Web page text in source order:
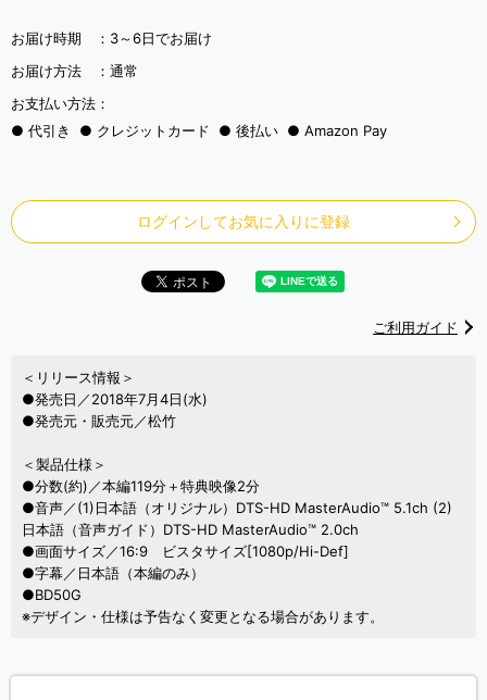
お届け時期 ： 3～6日でお届け
お届け方法 ： 通常
お支払い方法：
代引き
クレジットカード 後払い Amazon Pay
ログインしてお気に入りに登録
ご利用ガイド
＜リリース情報＞
●発売日／2018年7月4日(水)
●発売元・販売元／松竹
＜製品仕様＞
●分数(約)／本編119分＋特典映像2分
●音声／(1)日本語（オリジナル）DTS-HD MasterAudio™ 5.1ch (2)
日本語（音声ガイド）DTS-HD MasterAudio™ 2.0ch
●画面サイズ／16:9 ビスタサイズ[1080p/Hi-Def]
●字幕／日本語（本編のみ）
●BD50G
※デザイン・仕様は予告なく変更となる場合があります。